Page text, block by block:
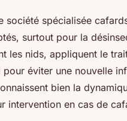
société spécialisée
surtout pour la
les nids, appliquent le
pour éviter une nouvelle
bien la
intervention en cas de